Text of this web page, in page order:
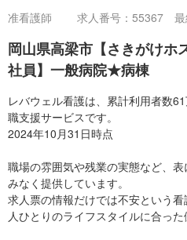
准看護師 求人番号：55367 最
岡山県高梁市【さきがけホ
社員】一般病院★病棟
レバウェル看護は、累計利用者数
職支援サービスです。
2024年10月31日時点
職場の雰囲気や残業の実態など、表
みなく提供しています。
求人票の情報だけでは不安という
人ひとりのライフスタイルに合った